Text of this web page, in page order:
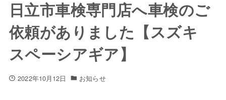
日立市車検専門店へ車検のご
依頼がありました【スズキ
スペーシアギア】
2022年10月12日 お知らせ